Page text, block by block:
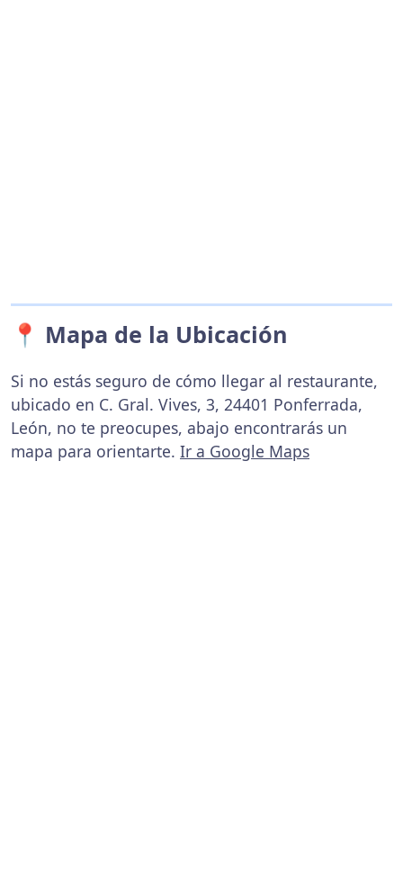
📍 Mapa de la Ubicación
Si no estás seguro de cómo llegar al restaurante,
ubicado en C. Gral. Vives, 3, 24401 Ponferrada,
León, no te preocupes, abajo encontrarás un
mapa para orientarte. Ir a Google Maps